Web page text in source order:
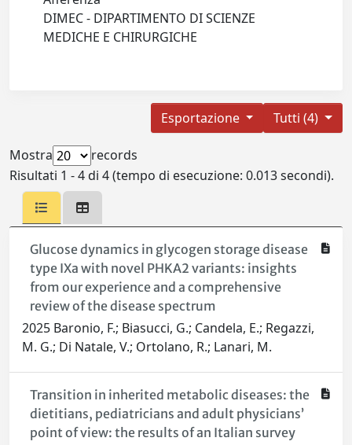
DIMEC - DIPARTIMENTO DI SCIENZE
MEDICHE E CHIRURGICHE
Tutti (4)
Esportazione
Mostra
records
Risultati 1 - 4 di 4 (tempo di esecuzione: 0.013 secondi).
Glucose dynamics in glycogen storage disease
type IXa with novel PHKA2 variants: insights
from our experience and a comprehensive
review of the disease spectrum
2025 Baronio, F.; Biasucci, G.; Candela, E.; Regazzi,
M. G.; Di Natale, V.; Ortolano, R.; Lanari, M.
Transition in inherited metabolic diseases: the
dietitians, pediatricians and adult physicians’
point of view: the results of an Italian survey